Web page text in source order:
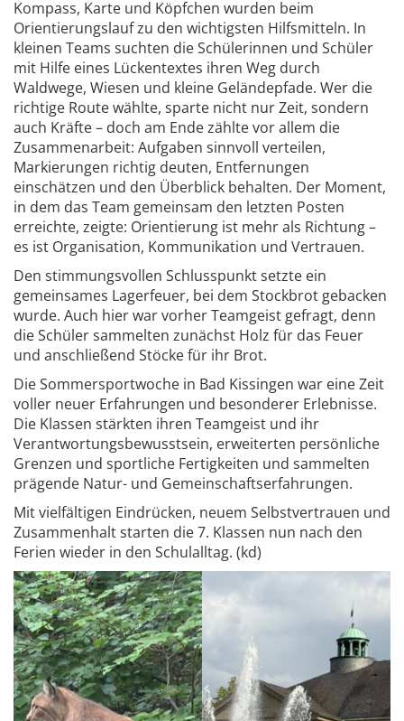
Kompass, Karte und Köpfchen wurden beim
Orientierungslauf zu den wichtigsten Hilfsmitteln. In
kleinen Teams suchten die Schülerinnen und Schüler
mit Hilfe eines Lückentextes ihren Weg durch
Waldwege, Wiesen und kleine Geländepfade. Wer die
richtige Route wählte, sparte nicht nur Zeit, sondern
auch Kräfte – doch am Ende zählte vor allem die
Zusammenarbeit: Aufgaben sinnvoll verteilen,
Markierungen richtig deuten, Entfernungen
einschätzen und den Überblick behalten. Der Moment,
in dem das Team gemeinsam den letzten Posten
erreichte, zeigte: Orientierung ist mehr als Richtung –
es ist Organisation, Kommunikation und Vertrauen.
Den stimmungsvollen Schlusspunkt setzte ein
gemeinsames Lagerfeuer, bei dem Stockbrot gebacken
wurde. Auch hier war vorher Teamgeist gefragt, denn
die Schüler sammelten zunächst Holz für das Feuer
und anschließend Stöcke für ihr Brot.
Die Sommersportwoche in Bad Kissingen war eine Zeit
voller neuer Erfahrungen und besonderer Erlebnisse.
Die Klassen stärkten ihren Teamgeist und ihr
Verantwortungsbewusstsein, erweiterten persönliche
Grenzen und sportliche Fertigkeiten und sammelten
prägende Natur- und Gemeinschaftserfahrungen.
Mit vielfältigen Eindrücken, neuem Selbstvertrauen und
Zusammenhalt starten die 7. Klassen nun nach den
Ferien wieder in den Schulalltag. (kd)